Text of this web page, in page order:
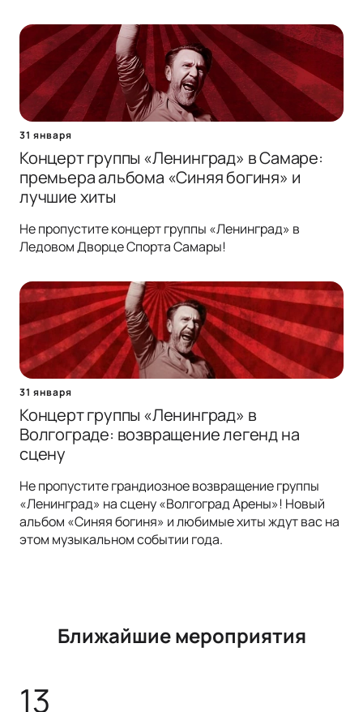
31 января
Концерт группы «Ленинград» в Самаре:
премьера альбома «Синяя богиня» и
лучшие хиты
Не пропустите концерт группы «Ленинград» в
Ледовом Дворце Спорта Самары!
31 января
Концерт группы «Ленинград» в
Волгограде: возвращение легенд на
сцену
Не пропустите грандиозное возвращение группы
«Ленинград» на сцену «Волгоград Арены»! Новый
альбом «Синяя богиня» и любимые хиты ждут вас на
этом музыкальном событии года.
Ближайшие мероприятия
13